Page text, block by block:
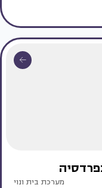
מערכת בית ונוי